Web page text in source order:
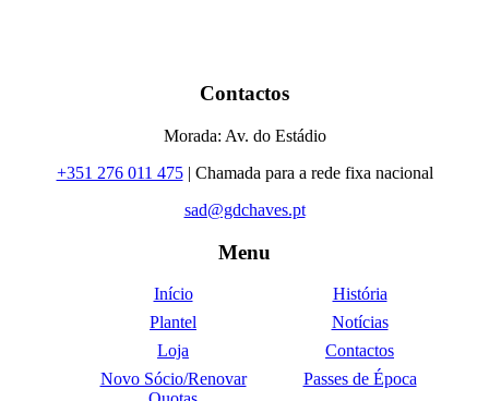
Contactos
Morada: Av. do Estádio
+351 276 011 475| Chamada para a rede fixa nacional
sad@gdchaves.pt
Menu
Início
História
Plantel
Notícias
Loja
Contactos
Novo Sócio/Renovar
Passes de Época